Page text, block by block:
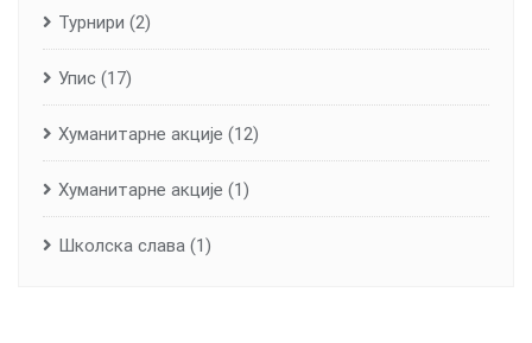
Турнири (2)
Упис (17)
Хуманитарне aкције (12)
Хуманитарне акције (1)
Школска слава (1)